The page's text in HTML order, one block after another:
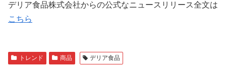
デリア食品株式会社からの公式なニュースリリース全文は
こちら
トレンド 商品 デリア食品